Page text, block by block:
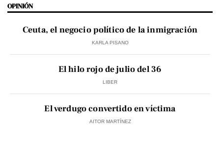
OPINIÓN
Ceuta, el negocio político de la inmigración
KARLA PISANO
El hilo rojo de julio del 36
LIBER
El verdugo convertido en víctima
AITOR MARTÍNEZ